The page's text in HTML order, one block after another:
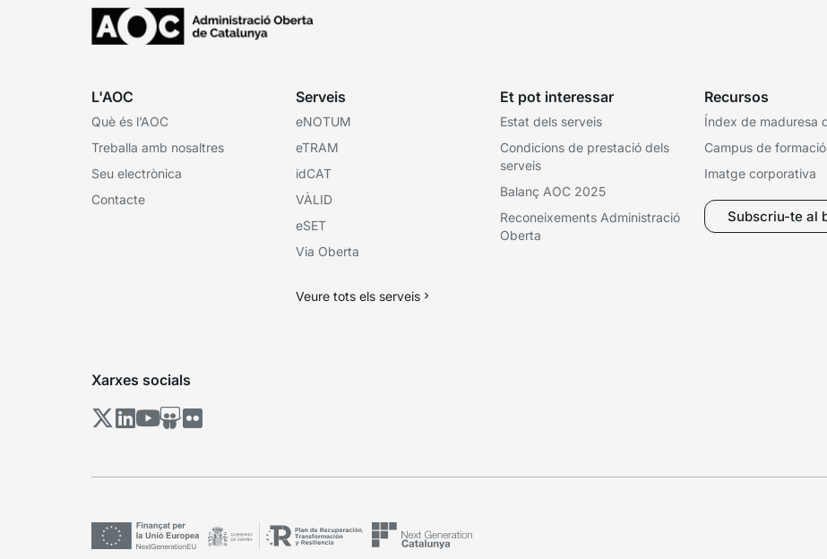
L'AOC
Què és l’AOC
Treballa amb nosaltres
Seu electrònica
Contacte
Serveis
eNOTUM
eTRAM
idCAT
VÀLID
eSET
Via Oberta
Veure tots els serveis
Et pot interessar
Estat dels serveis
Condicions de prestació dels
serveis
Balanç AOC 2025
Reconeixements Administració
Oberta
Recursos
Índex de maduresa
Campus de formació
Imatge corporativa
Subscriu-te al
Xarxes socials